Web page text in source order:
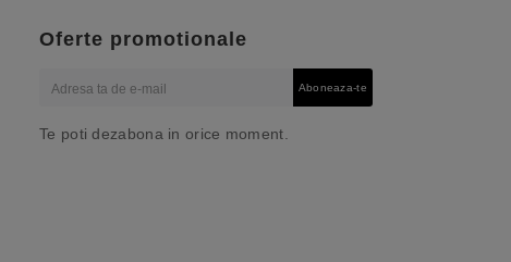
Oferte promotionale
Aboneaza-te
Te poti dezabona in orice moment.